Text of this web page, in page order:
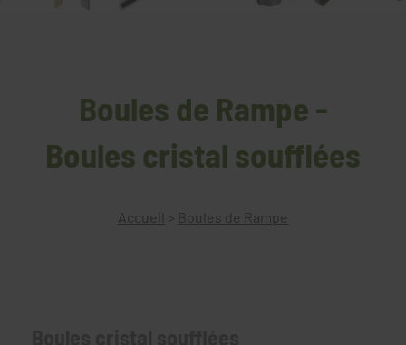
Boules de Rampe -
Boules cristal soufflées
Accueil > Boules de Rampe